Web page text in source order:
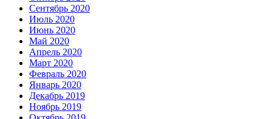
Сентябрь 2020
Июль 2020
Июнь 2020
Май 2020
Апрель 2020
Март 2020
Февраль 2020
Январь 2020
Декабрь 2019
Ноябрь 2019